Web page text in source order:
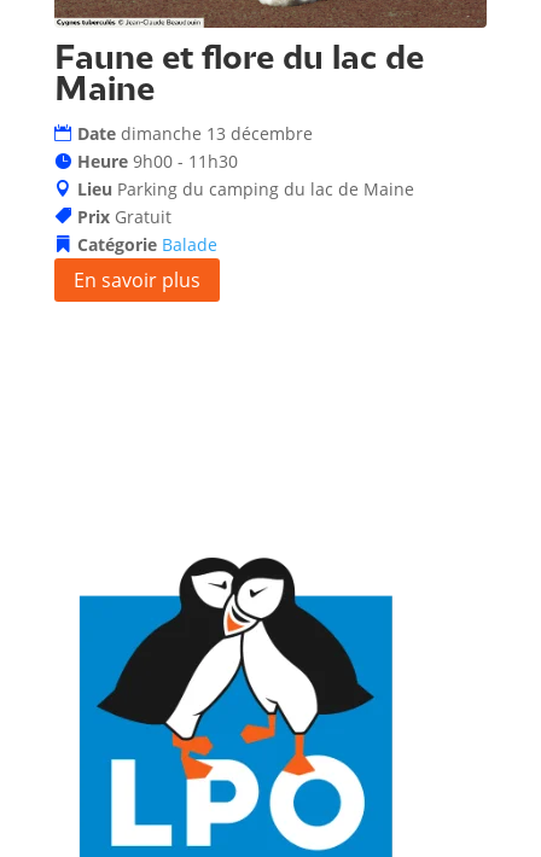
Faune et flore du lac de
Maine
Date dimanche 13 décembre
Heure 9h00 - 11h30
Lieu Parking du camping du lac de Maine
Prix Gratuit
Catégorie Balade
En savoir plus